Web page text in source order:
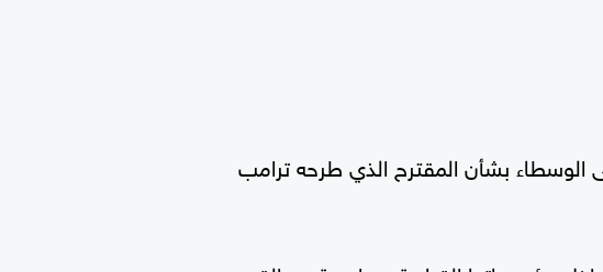
الوسطاء بشأن المقترح الذي طرحه ترامب